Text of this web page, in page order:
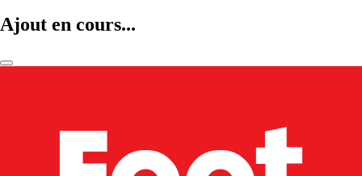
Ajout en cours...